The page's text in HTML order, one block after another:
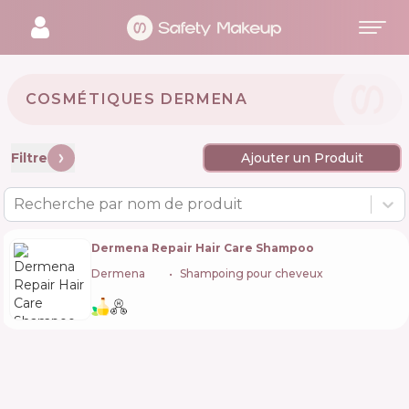
COSMÉTIQUES DERMENA 🇵🇱
Filtre Ajouter un Produit
Recherche par nom de produit
Dermena Repair Hair Care Shampoo
Dermena
Shampoing pour cheveux